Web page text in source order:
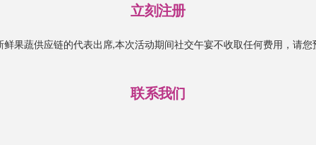
立刻注册
鲜果蔬供应链的代表出席,本次活动期间社交午宴不收取任何费用，请您
联系我们